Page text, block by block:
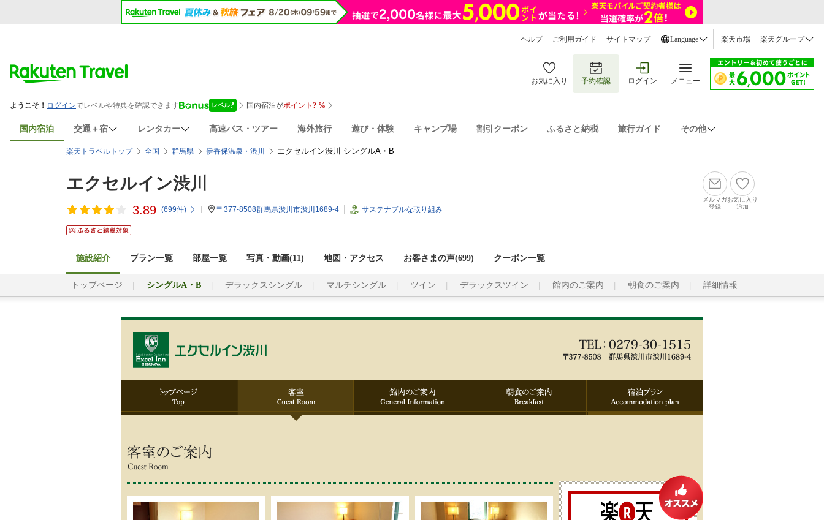
ヘルプ ご利用ガイド サイトマップ Language 楽天市場 楽天グループ
お気に入り 予約確認 ログイン メニュー
国内宿泊 交通＋宿 レンタカー 高速バス・ツアー 海外旅行 遊び・体験 キャンプ場 割引クーポン ふるさと納税 旅行ガイド その他
楽天トラベルトップ 全国 群馬県 伊香保温泉・渋川 エクセルイン渋川 シングルA・B
エクセルイン渋川
3.89 (699件) 〒377-8508群馬県渋川市渋川1689-4 サステナブルな取り組み
メルマガ
登録
お気に入り
追加
施設紹介 プラン一覧 部屋一覧 写真・動画(11) 地図・アクセス お客さまの声(699) クーポン一覧
トップページ シングルA・B デラックスシングル マルチシングル ツイン デラックスツイン 館内のご案内 朝食のご案内 詳細情報